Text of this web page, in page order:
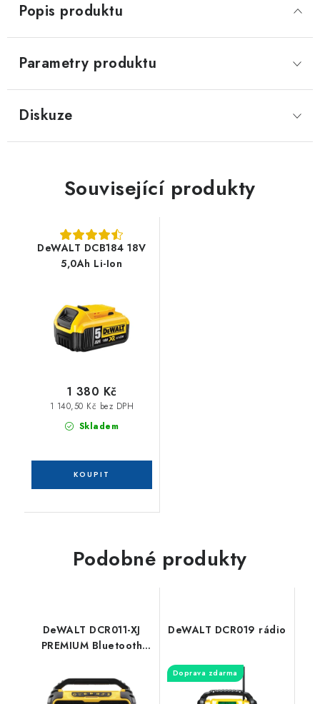
Popis produktu
Parametry produktu
Diskuze
Související produkty
DeWALT DCB184 18V
5,0Ah Li-Ion
Skladem
1 140,50 Kč bez DPH
1 380 Kč
Podobné produkty
DeWALT DCR011-XJ
PREMIUM Bluetooth
bezdrátové připojení
zvukových zařízení s
DeWALT DCR019 rádio
Doprava zdarma